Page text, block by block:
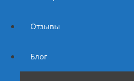
Отзывы
Блог